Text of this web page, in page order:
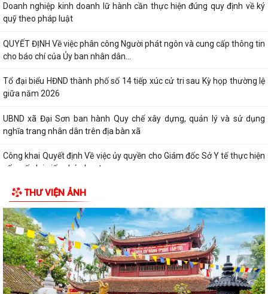
Doanh nghiệp kinh doanh lữ hành cần thực hiện đúng quy định về ký
quỹ theo pháp luật
QUYẾT ĐỊNH Về việc phân công Người phát ngôn và cung cấp thông tin
cho báo chí của Ủy ban nhân dân...
Tổ đại biểu HĐND thành phố số 14 tiếp xúc cử tri sau Kỳ họp thường lệ
giữa năm 2026
UBND xã Đại Sơn ban hành Quy chế xây dựng, quản lý và sử dụng
nghĩa trang nhân dân trên địa bàn xã
Công khai Quyết định Về việc ủy quyền cho Giám đốc Sở Y tế thực hiện
cấp, cấp lại giấy phép hoạt...
THƯ VIỆN ẢNH